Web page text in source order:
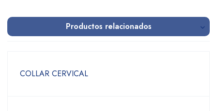
Productos relacionados
COLLAR CERVICAL